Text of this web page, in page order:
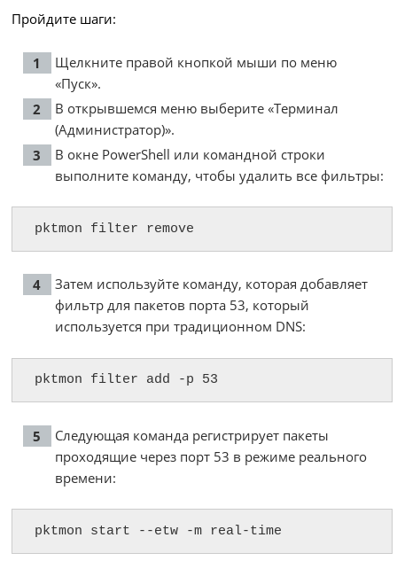
Пройдите шаги:
Щелкните правой кнопкой мыши по меню
«Пуск».
В открывшемся меню выберите «Терминал
(Администратор)».
В окне PowerShell или командной строки
выполните команду, чтобы удалить все фильтры:
pktmon filter remove
Затем используйте команду, которая добавляет
фильтр для пакетов порта 53, который
используется при традиционном DNS:
pktmon filter add -p 53
Следующая команда регистрирует пакеты
проходящие через порт 53 в режиме реального
времени:
pktmon start --etw -m real-time